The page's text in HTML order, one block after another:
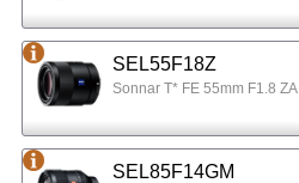
SEL55F18Z
Sonnar T* FE 55mm F1.8 ZA
SEL85F14GM